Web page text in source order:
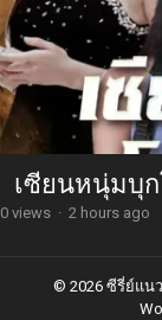
เซียนหนุ่มบุ
0 views · 2 hours ago
© 2026 ซีรี่ย์แน